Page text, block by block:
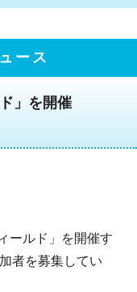
ース
」を開催
ールド」を開催す
者を募集してい